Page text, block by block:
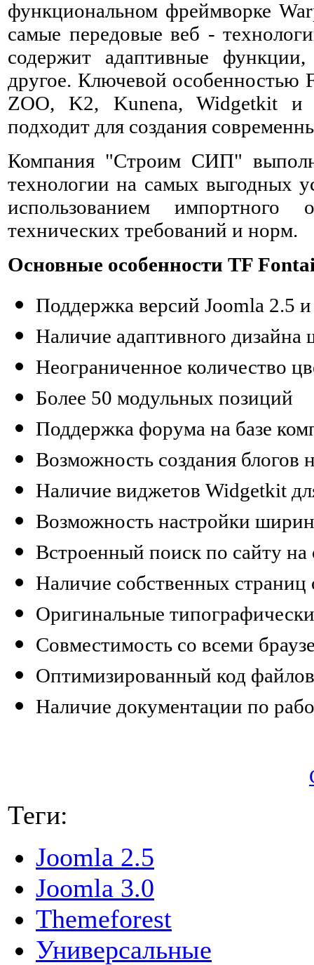
функциональном фреймворке
самые передовые веб -
содержит адаптивные
другое. Ключевой особенностью
ZOO, K2, Kunena, Widgetkit и
подходит для создания
Компания "Строим СИП"
технологии на самых выгодных
использованием
технических требований и норм.
Основные особенности TF
Поддержка версий Joomla 2.5
Наличие адаптивного дизайна
Неограниченное количество
Более 50 модульных позиций
Поддержка форума на базе
Возможность создания блогов
Наличие виджетов Widgetkit
Возможность настройки
Встроенный поиск по сайту на
Наличие собственных
Оригинальные
Совместимость со всеми
Оптимизированный код
Наличие документации по
Теги:
Joomla 2.5
Joomla 3.0
Themeforest
Универсальные